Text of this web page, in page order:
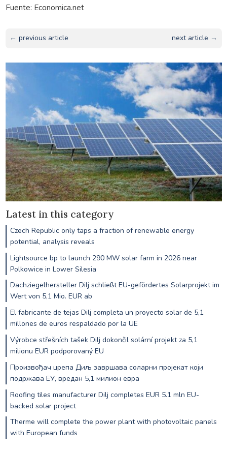
Fuente: Economica.net
← previous article next article →
Latest in this category
Czech Republic only taps a fraction of renewable energy
potential, analysis reveals
Lightsource bp to launch 290 MW solar farm in 2026 near
Polkowice in Lower Silesia
Dachziegelhersteller Dilj schließt EU-gefördertes Solarprojekt im
Wert von 5,1 Mio. EUR ab
El fabricante de tejas Dilj completa un proyecto solar de 5,1
millones de euros respaldado por la UE
Výrobce střešních tašek Dilj dokončil solární projekt za 5,1
milionu EUR podporovaný EU
Произвођач црепа Диљ завршава соларни пројекат који
подржава ЕУ, вредан 5,1 милион евра
Roofing tiles manufacturer Dilj completes EUR 5.1 mln EU-
backed solar project
Therme will complete the power plant with photovoltaic panels
with European funds